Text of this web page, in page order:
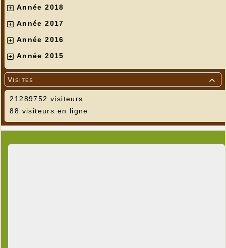
Année 2018
Année 2017
Année 2016
Année 2015

Visites
21289752 visiteurs
88 visiteurs en ligne